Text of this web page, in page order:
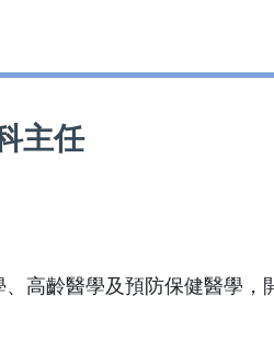
主任
高齡醫學及預防保健醫學，